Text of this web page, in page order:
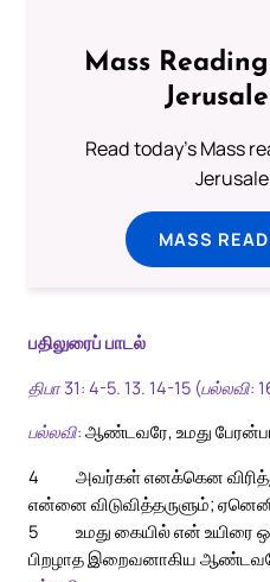
Mass
Read today's Mass
MASS
பதிலுரைப் பாடல்
திபா 31: 4-5. 13. 14-15 (பல்லவி:
பல்லவி: ஆண்டவரே, உமது
4
அவர்கள் எனக்கென
என்னை விடுவித்தருளும்;
5
உமது கையில் என் உயிரை
பிறழாத இறைவனாகிய